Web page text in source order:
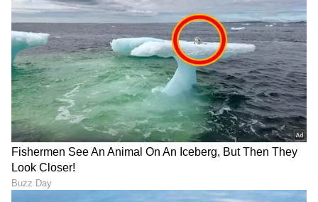
ಪಂದ್ಯ ದಿನ ಎಂಟ್ರಿ ಅವತ್ತೆ
ಅಮೆರಿಕದಿಂದ ಮರಳಬೇಕು,
ಇರಾನ್ ಫುಟ್ಬಾಲ್ ಟೀಂ ನಿರ್ಬಂಧ
ವಿರುದ್ಧ ಫಿಫಾಗೆ ದೂರು
ಫಿಫಾ ವಿಶ್ವಕಪ್ ಟೂರ್ನಿಯಲ್ಲಿ
ಬ್ರೆಜಿಲ್‌ಗೆ ಮೊದಲ ಜಯ;
ಆತಿಥೇಯ ಅಮೆರಿಕ ನಾಕೌಟ್‌ಗೆ
ಲಗ್ಗೆ
LATEST VIDEOS
"ರಾಜಕೀಯ ಬೇಡ, ಸಿನಿಮಾನೇ ಪ್ರಾಣ":
ಕನಕೋತ್ಸವದಲ್ಲಿ ರಿಷಬ್ ಶೆಟ್ಟಿ | Rishab
Shetty speech | Suvarna News